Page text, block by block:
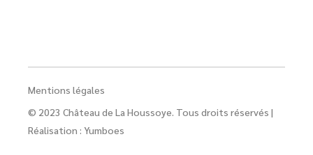
Mentions légales
© 2023 Château de La Houssoye. Tous droits réservés |
Réalisation : Yumboes